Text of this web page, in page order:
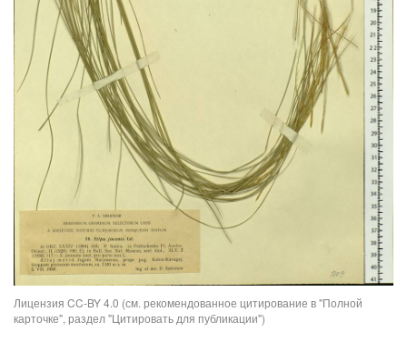
Лицензия CC-BY 4.0 (см. рекомендованное цитирование в "Полной
карточке", раздел "Цитировать для публикации")